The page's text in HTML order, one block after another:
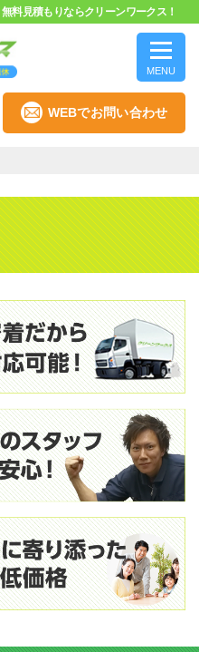
料見積もりならクリーンワークス！
MENU
WEBでお問い合わせ